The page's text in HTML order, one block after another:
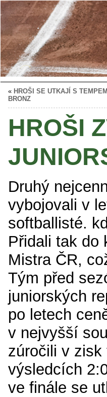
« HROŠI SE UTKAJÍ S
BRONZ
HROŠI
Druhý
vybojovali v
softballisté.
Přidali tak do
Mistra ČR,
Tým před
juniorských
po letech
v nejvyšší
zúročili v zisk
výsledcích
ve finále se